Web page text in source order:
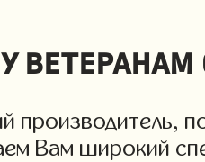
производитель,
Вам широкий